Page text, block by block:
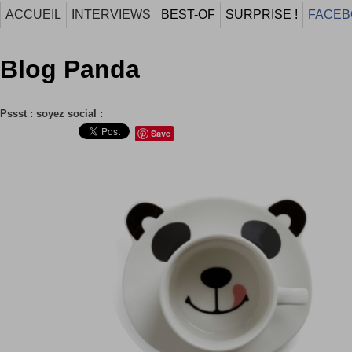
ACCUEIL INTERVIEWS BEST-OF SURPRISE !
Blog Panda
Pssst : soyez social :
Save